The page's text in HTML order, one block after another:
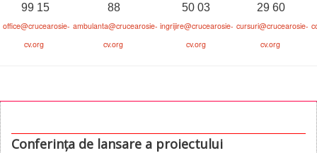
99 15
88
50 03
29 60
office@crucearosie-
cv.org
ambulanta@crucearosie-
cv.org
ingrijire@crucearosie-
cv.org
cursuri@crucearosie-
cv.org
Conferinţa de lansare a proiectului